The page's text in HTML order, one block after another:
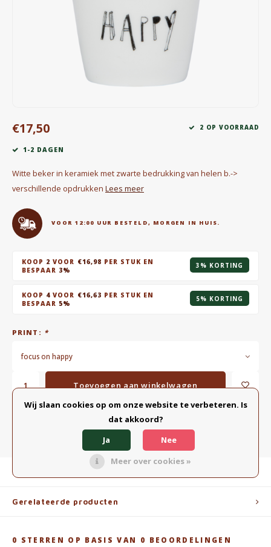
Chocolade, granola en Drankpoeders
Gin
Outdoor accessoires
Happy stuff
€17,50 2 OP VOORRAAD
1-2 DAGEN
Witte beker in keramiek met zwarte bedrukking van helen b.->
verschillende opdrukken Lees meer
VOOR 12:00 UUR BESTELD, MORGEN IN HUIS.
KOOP 2 VOOR €16,98 PER STUK EN
BESPAAR 3%
3% KORTING
KOOP 4 VOOR €16,63 PER STUK EN
BESPAAR 5%
5% KORTING
PRINT: *
focus on happy
Toevoegen aan winkelwagen
TOEVOEGEN AAN VERGELIJKING
Productomschrijving
Gerelateerde producten
0 STERREN OP BASIS VAN 0 BEOORDELINGEN
Wij slaan cookies op om onze website te verbeteren. Is
dat akkoord?
Ja
Nee
Meer over cookies »